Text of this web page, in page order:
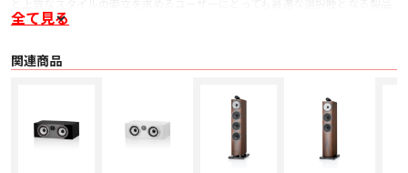
です。
• カーブしたフロントバッフル
• ポッドに収められ、バッフルから突き出たドライバー
• アルミ削り出しのソリッドボディ・トゥイーター
• トゥイーター・オン・トップを初採用（703 S3、 HTM71 S3）
• 改良された2点デカップリング・システム
• バイオミメティックサスペンション（フロア型のみ）
• コンティニュアムコーン・ミッドレンジ／ミッドバス
• エアロフォイル・バス・コーン（ペーパースキン）
全て見る
関連商品